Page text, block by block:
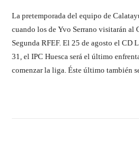
La pretemporada del equipo de
cuando los de Yvo Serrano visitarán al
Segunda RFEF. El 25 de agosto el
31, el IPC Huesca será el último
comenzar la liga. Éste último también